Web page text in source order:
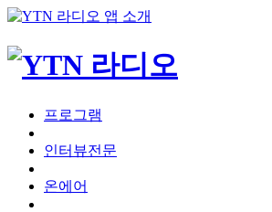
프로그램
인터뷰전문
온에어